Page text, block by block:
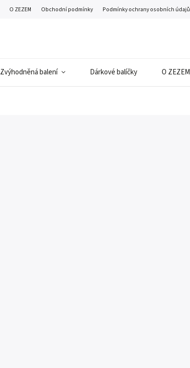
O ZEZEM Obchodní podmínky Podmínky ochrany osobních údajů
Zvýhodněná balení Dárkové balíčky O ZEZEM